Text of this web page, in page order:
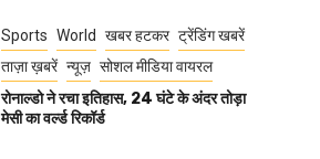
Sports World खबर हटकर ट्रेंडिंग खबरें
ताज़ा ख़बरें न्यूज़ सोशल मीडिया वायरल
रोनाल्डो ने रचा इतिहास, 24 घंटे के अंदर तोड़ा
मेसी का वर्ल्ड रिकॉर्ड